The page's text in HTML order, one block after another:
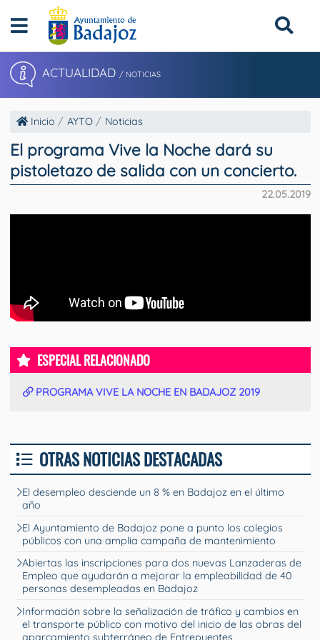
ACTUALIDAD / NOTICIAS
Inicio AYTO Noticias
El programa Vive la Noche dará su
pistoletazo de salida con un concierto.
22.05.2019
ESPECIAL RELACIONADO
PROGRAMA VIVE LA NOCHE EN BADAJOZ 2019
OTRAS NOTICIAS DESTACADAS
El desempleo desciende un 8 % en Badajoz en el último
año
El Ayuntamiento de Badajoz pone a punto los colegios
públicos con una amplia campaña de mantenimiento
Abiertas las inscripciones para dos nuevas Lanzaderas de
Empleo que ayudarán a mejorar la empleabilidad de 40
personas desempleadas en Badajoz
Información sobre la señalización de tráfico y cambios en
el transporte público con motivo del inicio de las obras del
aparcamiento subterráneo de Entrepuentes